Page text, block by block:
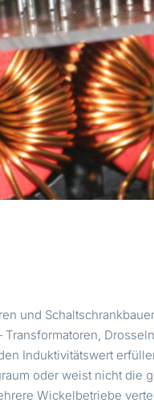
und
Induktivitätswert
oder weist nicht die
Wickelbetriebe